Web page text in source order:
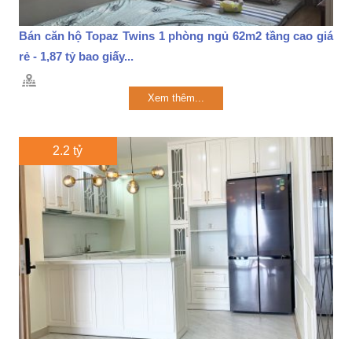
Bán căn hộ Topaz Twins 1 phòng ngủ 62m2 tầng cao giá
rẻ - 1,87 tỷ bao giấy...
Xem thêm...
2.2 tỷ